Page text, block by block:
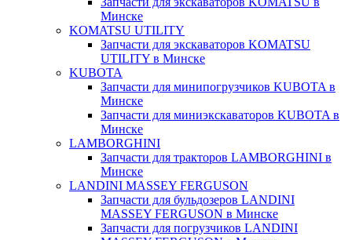
Минске
KOMATSU UTILITY
Запчасти для экскаваторов KOMATSU
UTILITY в Минске
KUBOTA
Запчасти для минипогрузчиков KUBOTA в
Минске
Запчасти для миниэкскаваторов KUBOTA в
Минске
LAMBORGHINI
Запчасти для тракторов LAMBORGHINI в
Минске
LANDINI MASSEY FERGUSON
Запчасти для бульдозеров LANDINI
MASSEY FERGUSON в Минске
Запчасти для погрузчиков LANDINI